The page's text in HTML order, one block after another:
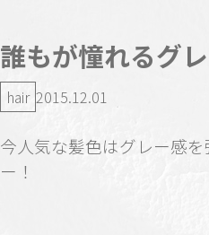
誰もが憧れるグ
hair 2015.12.01
今人気な髪色はグレー感
ー！